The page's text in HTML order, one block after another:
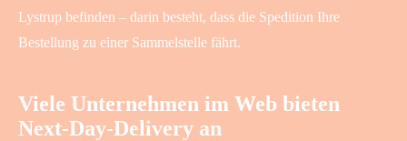
Lystrup befinden – darin besteht, dass die Spedition Ihre
Bestellung zu einer Sammelstelle fährt.
Viele Unternehmen im Web bieten
Next-Day-Delivery an